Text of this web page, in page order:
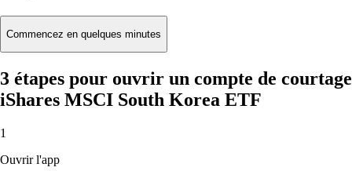
Commencez en quelques minutes
3 étapes pour ouvrir un compte de courtage
iShares MSCI South Korea ETF
1
Ouvrir l'app